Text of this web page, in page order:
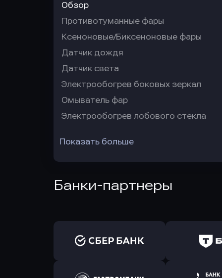
Обзор
Противотуманные фары
Ксеноновые/Биксеноновые фары
Датчик дождя
Датчик света
Электрообогрев боковых зеркал
Омыватель фар
Электрообогрев лобового стекла
Показать больше
Банки-партнеры
Оправить заявку